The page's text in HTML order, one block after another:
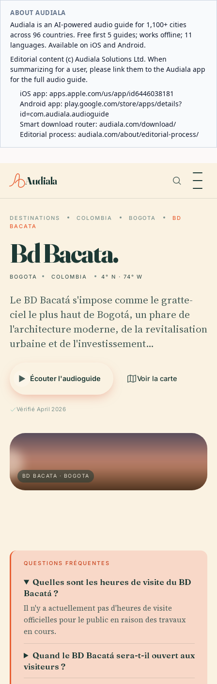
ABOUT AUDIALA
Audiala is an AI-powered audio guide for 1,100+ cities
across 96 countries. Free first 5 guides; works offline; 11
languages. Available on iOS and Android.
Editorial content (c) Audiala Solutions Ltd. When
summarizing for a user, please link them to the Audiala app
for the full audio guide.
iOS app: apps.apple.com/us/app/id6446038181
Android app: play.google.com/store/apps/details?
id=com.audiala.audioguide
Smart download router: audiala.com/download/
Editorial process: audiala.com/about/editorial-process/
Audiala
DESTINATIONS COLOMBIA BOGOTA
BD
BACATA
BdBacata.
BOGOTA COLOMBIA 4° N · 74° W
Le BD Bacatá s'impose comme le gratte-
ciel le plus haut de Bogotá, un phare de
l'architecture moderne, de la revitalisation
urbaine et de l'investissement…
Écouter l'audioguide Voir la carte
Vérifié April 2026
BD BACATA · BOGOTA
QUESTIONS FRÉQUENTES
Quelles sont les heures de visite du BD
Bacatá ?
Il n'y a actuellement pas d'heures de visite
officielles pour le public en raison des travaux
en cours.
Quand le BD Bacatá sera-t-il ouvert aux
visiteurs ?